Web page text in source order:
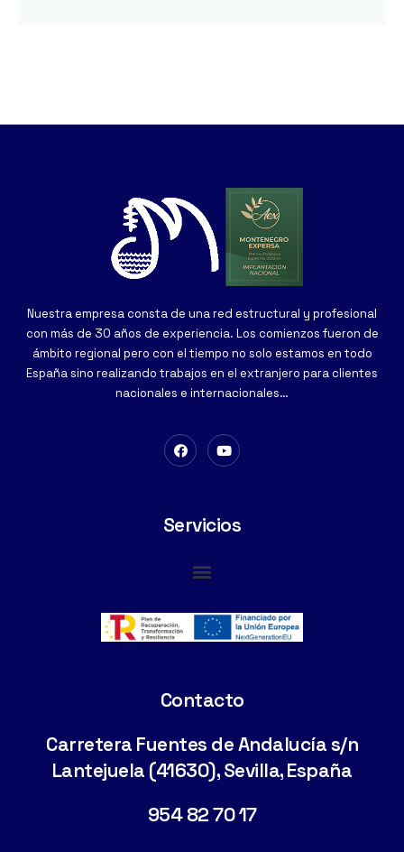
Nuestra empresa consta de una red estructural y profesional
con más de 30 años de experiencia. Los comienzos fueron de
ámbito regional pero con el tiempo no solo estamos en todo
España sino realizando trabajos en el extranjero para clientes
nacionales e internacionales…
Servicios
Contacto
Carretera Fuentes de Andalucía s/n
Lantejuela (41630), Sevilla, España
954 82 70 17